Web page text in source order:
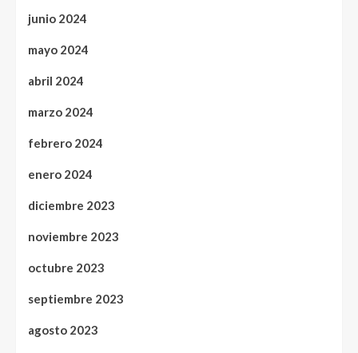
junio 2024
mayo 2024
abril 2024
marzo 2024
febrero 2024
enero 2024
diciembre 2023
noviembre 2023
octubre 2023
septiembre 2023
agosto 2023